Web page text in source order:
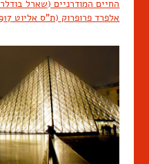
החיים המודרניים (שארל בודלר 1863)
אלפרד פרופרוק (ת"ס אליוט 1917)